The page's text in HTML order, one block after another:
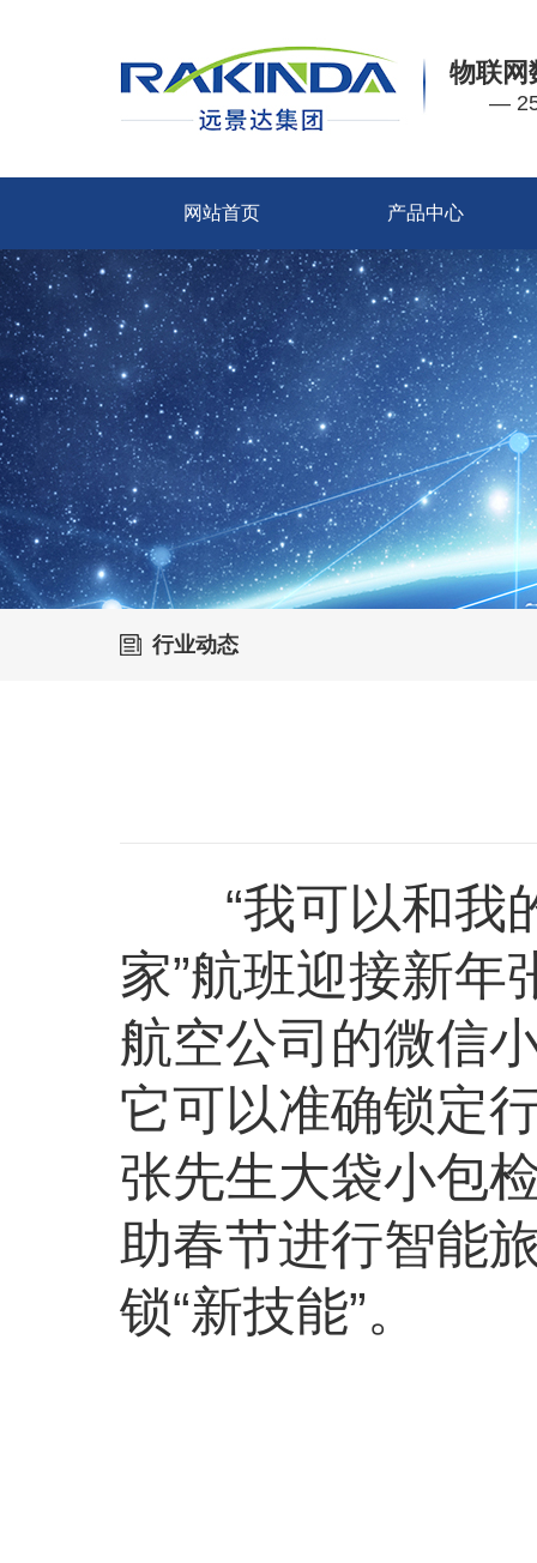
物联网
—
网站首页 产品中心
行业动态
“我可以和我的
家”航班迎接新
航空公司的微信
它可以准确锁定
张先生大袋小包
助春节进行智能
锁“新技能”。